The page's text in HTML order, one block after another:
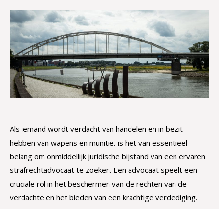
Als iemand wordt verdacht van handelen en in bezit
hebben van wapens en munitie, is het van essentieel
belang om onmiddellijk juridische bijstand van een ervaren
strafrechtadvocaat te zoeken. Een advocaat speelt een
cruciale rol in het beschermen van de rechten van de
verdachte en het bieden van een krachtige verdediging.